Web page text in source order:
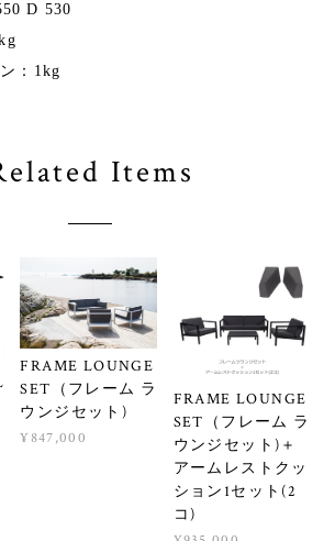
D 530
1kg
Items
FRAME LOUNGE
SET（フレーム ラ
ウンジセット)
¥847,000
FRAME LOUNGE
SET（フレーム ラ
ウンジセット)＋
アームレストクッ
ション1セット(2
コ)